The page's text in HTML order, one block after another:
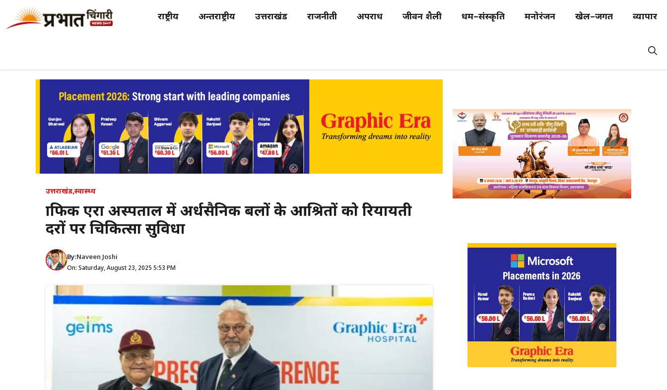
राष्ट्रीय अन्तर्राष्ट्रीय उत्तराखंड राजनीती अपराध जीवन शैली धर्म–संस्कृति मनोरंजन खेल–जगत व्यापार
उत्तराखंड,स्वास्थ्य
ग्राफिक एरा अस्पताल में अर्धसैनिक बलों के आश्रितों को रियायती
दरों पर चिकित्सा सुविधा
By:Naveen Joshi
On: Saturday, August 23, 2025 5:53 PM